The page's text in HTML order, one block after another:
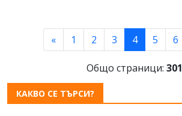
« 1 2 3 4(current)
5 6
Общо страници: 301
КАКВО СЕ ТЪРСИ?